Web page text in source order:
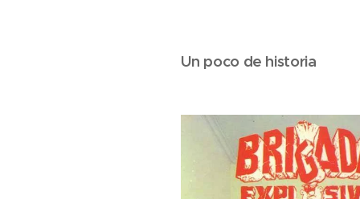
Un poco de historia